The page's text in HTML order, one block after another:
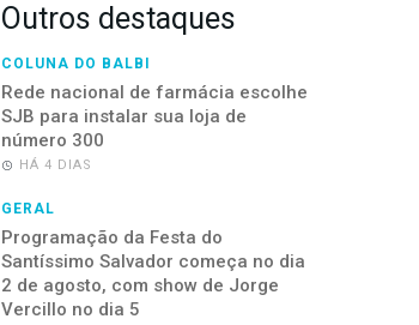
Outros destaques
COLUNA DO BALBI
Rede nacional de farmácia escolhe
SJB para instalar sua loja de
número 300
HÁ 4 DIAS
GERAL
Programação da Festa do
Santíssimo Salvador começa no dia
2 de agosto, com show de Jorge
Vercillo no dia 5